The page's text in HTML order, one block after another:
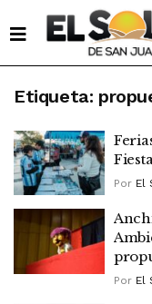
Etiqueta:
Por El
Por El